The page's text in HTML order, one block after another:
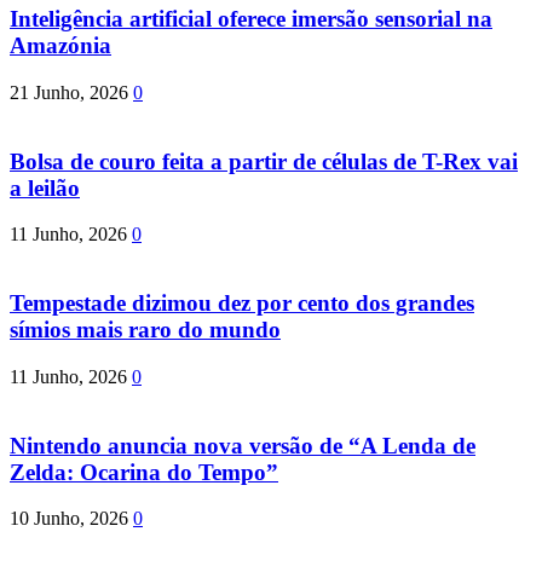
Inteligência artificial oferece imersão sensorial na
Amazónia
21 Junho, 2026 0
Bolsa de couro feita a partir de células de T-Rex vai
a leilão
11 Junho, 2026 0
Tempestade dizimou dez por cento dos grandes
símios mais raro do mundo
11 Junho, 2026 0
Nintendo anuncia nova versão de “A Lenda de
Zelda: Ocarina do Tempo”
10 Junho, 2026 0